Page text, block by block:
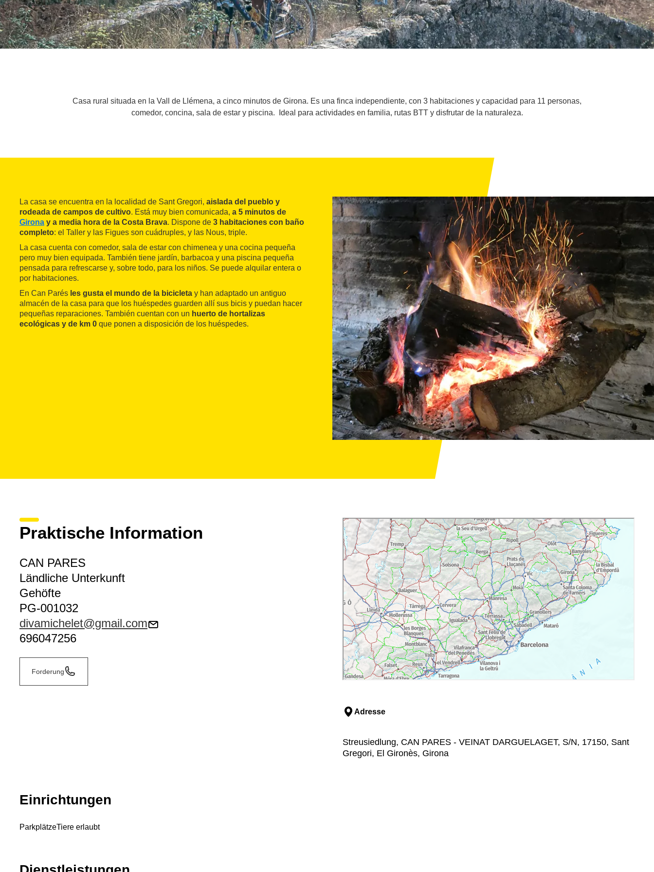
Casa rural situada en la Vall de Llémena, a cinco minutos de Girona. Es una finca independiente, con 3 habitaciones y capacidad para 11 personas,
comedor, concina, sala de estar y piscina. Ideal para actividades en familia, rutas BTT y disfrutar de la naturaleza.
La casa se encuentra en la localidad de Sant Gregori, aislada del pueblo y
rodeada de campos de cultivo. Está muy bien comunicada, a 5 minutos de
Girona y a media hora de la Costa Brava. Dispone de 3 habitaciones con baño
completo: el Taller y las Figues son cuádruples, y las Nous, triple.
La casa cuenta con comedor, sala de estar con chimenea y una cocina pequeña
pero muy bien equipada. También tiene jardín, barbacoa y una piscina pequeña
pensada para refrescarse y, sobre todo, para los niños. Se puede alquilar entera o
por habitaciones.
En Can Parés les gusta el mundo de la bicicleta y han adaptado un antiguo
almacén de la casa para que los huéspedes guarden allí sus bicis y puedan hacer
pequeñas reparaciones. También cuentan con un huerto de hortalizas
ecológicas y de km 0 que ponen a disposición de los huéspedes.
Praktische Information
CAN PARES
Ländliche Unterkunft
Gehöfte
PG-001032
divamichelet@gmail.com
696047256
Forderung
Adresse
Streusiedlung, CAN PARES - VEINAT DARGUELAGET, S/N, 17150, Sant
Gregori, El Gironès, Girona
Einrichtungen
ParkplätzeTiere erlaubt